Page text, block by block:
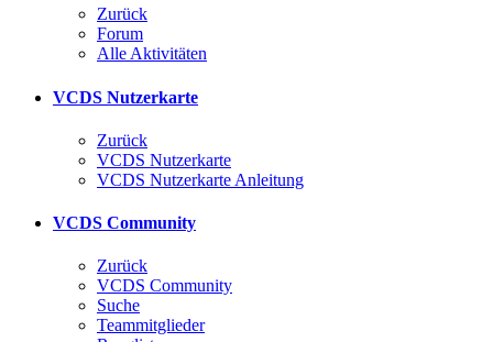
Zurück
Forum
Alle Aktivitäten
VCDS Nutzerkarte
Zurück
VCDS Nutzerkarte
VCDS Nutzerkarte Anleitung
VCDS Community
Zurück
VCDS Community
Suche
Teammitglieder